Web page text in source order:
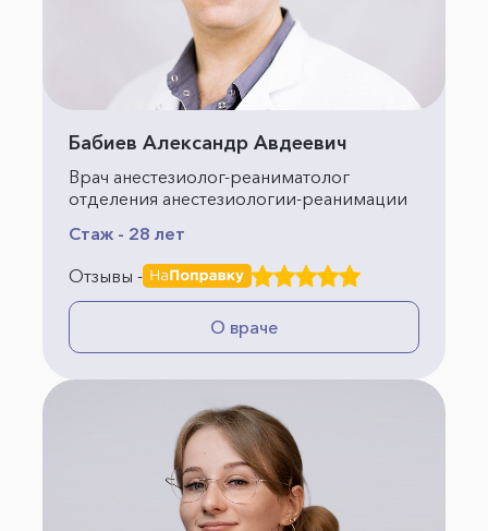
Бабиев Александр Авдеевич
Врач анестезиолог-реаниматолог
отделения анестезиологии-реанимации
Стаж - 28 лет
Отзывы -
О враче